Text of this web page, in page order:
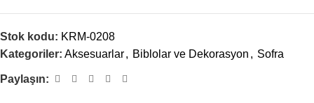
Stok kodu: KRM-0208
Kategoriler: Aksesuarlar, Biblolar ve Dekorasyon , Sofra
Paylaşın: